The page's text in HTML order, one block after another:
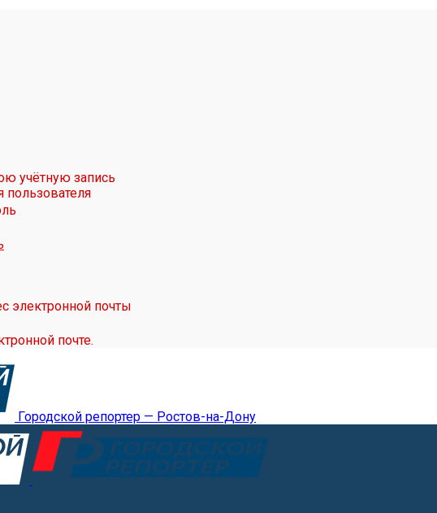
учётную запись
электронной почты
почте.
Городской репортер — Ростов-на-Дону